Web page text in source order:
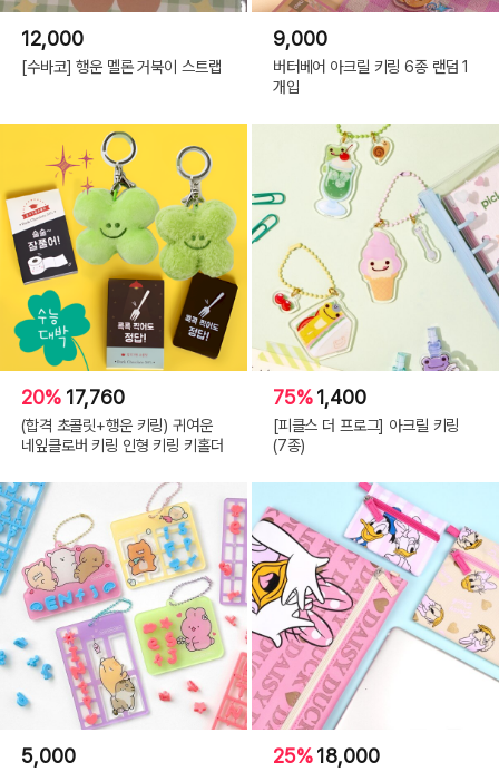
12,000
[수바코] 행운 멜론 거북이 스트랩
9,000
버터베어 아크릴 키링 6종 랜덤 1
개입
20% 17,760
(합격 초콜릿+행운 키링) 귀여운
네잎클로버 키링 인형 키링 키홀더
75%1,400
[피클스 더 프로그] 아크릴 키링
(7종)
5,000 25%18,000